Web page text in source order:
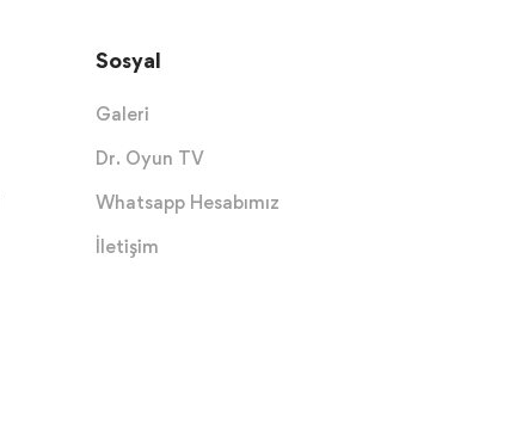
Sosyal
Galeri
Dr. Oyun TV
Whatsapp Hesabımız
İletişim